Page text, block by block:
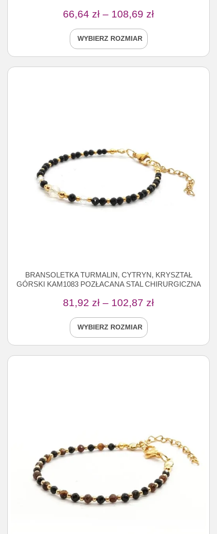
66,64 zł – 108,69 zł
WYBIERZ ROZMIAR
BRANSOLETKA TURMALIN, CYTRYN, KRYSZTAŁ
GÓRSKI KAM1083 POZŁACANA STAL CHIRURGICZNA
81,92 zł – 102,87 zł
WYBIERZ ROZMIAR